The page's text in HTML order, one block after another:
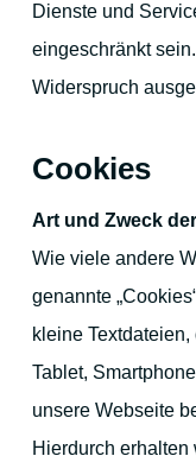
Dienste und
eingeschränkt
Widerspruch
Cookies
Art und Zweck
Wie viele andere
genannte
kleine
Tablet,
unsere Webseite
Hierdurch erhalten